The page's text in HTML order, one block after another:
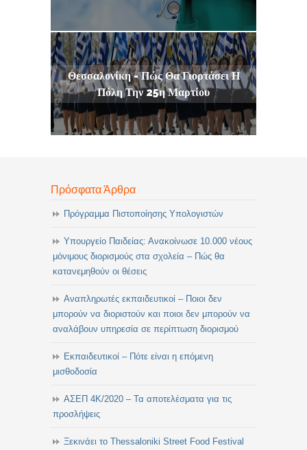
Θεσσαλονίκη - Πώς Θα Γιορτάσει Η
Πόλη Την 25η Μαρτίου
Πρόσφατα Άρθρα
Πρόγραμμα Πιστοποίησης Υπολογιστών
Υπουργείο Παιδείας: Ανακοίνωσε 10.000 νέους
μόνιμους διορισμούς στα σχολεία – Πώς θα
κατανεμηθούν οι θέσεις
Αναπληρωτές εκπαιδευτικοί – Ποιοι δεν
μπορούν να διοριστούν και ποιοι δεν μπορούν να
αναλάβουν υπηρεσία σε περίπτωση διορισμού
Εκπαιδευτικοί – Πότε είναι η επόμενη
μισθοδοσία
ΑΣΕΠ 4Κ/2020 – Τα αποτελέσματα για τις
προσλήψεις
Ξεκινάει το Thessaloniki Street Food Festival